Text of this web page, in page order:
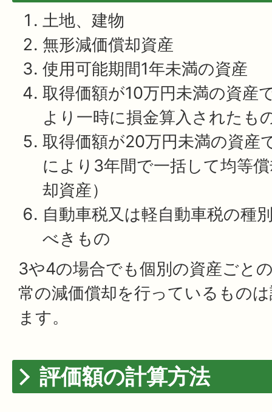
土地、建物
無形減価償却資産
使用可能期間1年未満の資産
取得価額が10万円未満の資産
より一時に損金算入されたも
取得価額が20万円未満の資産
により3年間で一括して均等
却資産）
自動車税又は軽自動車税の種
べきもの
3や4の場合でも個別の資産ごと
常の減価償却を行っているもの
ます。
評価額の計算方法